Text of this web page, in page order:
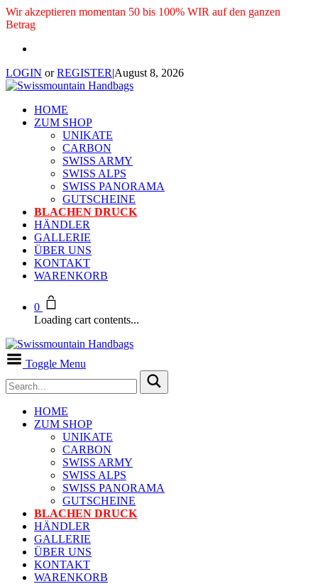
Wir akzeptieren momentan 50 bis 100% WIR auf den ganzen
Betrag
LOGIN orREGISTER|August 8, 2026
HOME
ZUM SHOP
UNIKATE
CARBON
SWISS ARMY
SWISS ALPS
SWISS PANORAMA
GUTSCHEINE
BLACHEN DRUCK
HÄNDLER
GALLERIE
ÜBER UNS
KONTAKT
WARENKORB
0
Loading cart contents...
Toggle Menu
HOME
ZUM SHOP
UNIKATE
CARBON
SWISS ARMY
SWISS ALPS
SWISS PANORAMA
GUTSCHEINE
BLACHEN DRUCK
HÄNDLER
GALLERIE
ÜBER UNS
KONTAKT
WARENKORB